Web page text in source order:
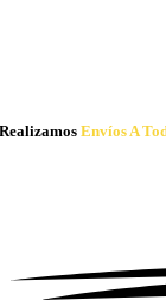
RealizamosEnvíos A